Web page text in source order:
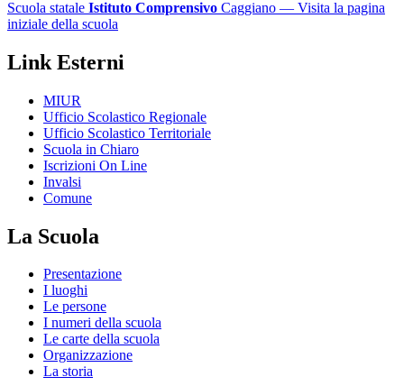
Scuola statale Istituto Comprensivo Caggiano — Visita la pagina
iniziale della scuola
Link Esterni
MIUR
Ufficio Scolastico Regionale
Ufficio Scolastico Territoriale
Scuola in Chiaro
Iscrizioni On Line
Invalsi
Comune
La Scuola
Presentazione
I luoghi
Le persone
I numeri della scuola
Le carte della scuola
Organizzazione
La storia